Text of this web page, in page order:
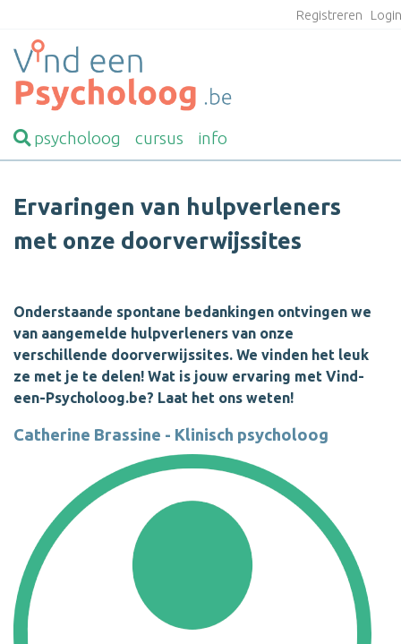
Registreren
psycholoog cursus info
Ervaringen van hulpverleners
met onze doorverwijssites
Onderstaande spontane bedankingen ontvingen we
van aangemelde hulpverleners van onze
verschillende doorverwijssites. We vinden het leuk
ze met je te delen! Wat is jouw ervaring met Vind-
een-Psycholoog.be? Laat het ons weten!
Catherine Brassine - Klinisch psycholoog